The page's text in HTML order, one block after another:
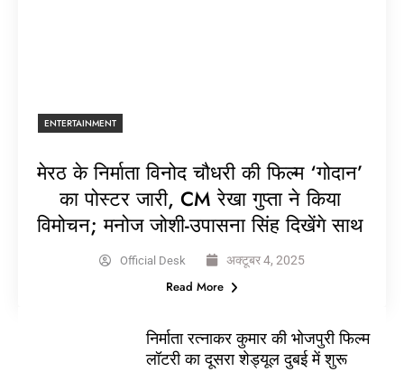
ENTERTAINMENT
मेरठ के निर्माता विनोद चौधरी की फिल्म ‘गोदान’
का पोस्टर जारी, CM रेखा गुप्ता ने किया
विमोचन; मनोज जोशी-उपासना सिंह दिखेंगे साथ
Official Desk अक्टूबर 4, 2025
Read More
निर्माता रत्नाकर कुमार की भोजपुरी फिल्म
लॉटरी का दूसरा शेड्यूल दुबई में शुरू